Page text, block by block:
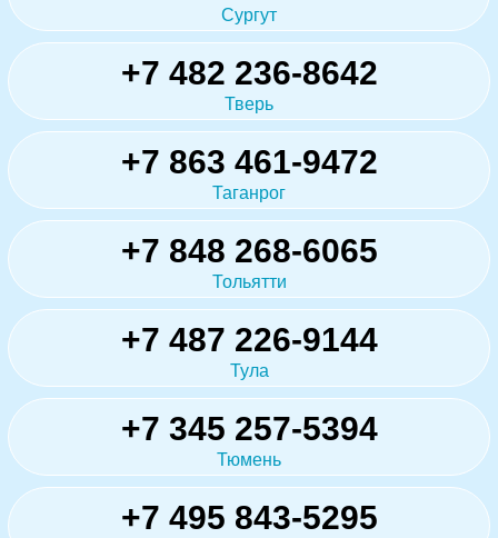
Сургут
+7 482 236-8642
Тверь
+7 863 461-9472
Таганрог
+7 848 268-6065
Тольятти
+7 487 226-9144
Тула
+7 345 257-5394
Тюмень
+7 495 843-5295